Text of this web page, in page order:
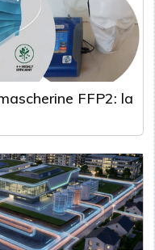
FFP2: la